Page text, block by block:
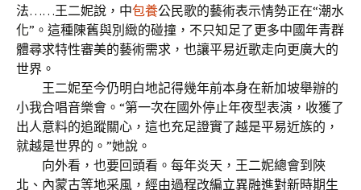
法……王二妮說，中包養公民歌的藝術表示情勢正在“潮水
化”。這種陳舊與別緻的碰撞，不只知足了更多中國年青群
體尋求特性審美的藝術需求，也讓平易近歌走向更廣大的
世界。
王二妮至今仍明白地記得幾年前本身在新加坡舉辦的
小我合唱音樂會。“第一次在國外停止年夜型表演，收獲了
出人意料的追蹤關心，這也充足證實了越是平易近族的，
就越是世界的。”她說。
向外看，也要回頭看。每年炎天，王二妮總會到陜
北、內蒙古等地采風，經由過程改編立異融進對新時期生